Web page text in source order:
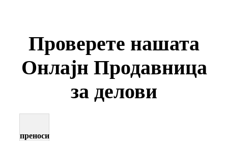
Проверете нашата
Онлајн Продавница
за делови
преноси